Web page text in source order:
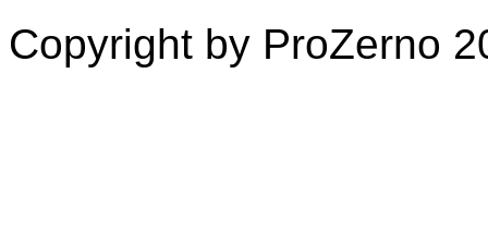
Copyright by ProZerno